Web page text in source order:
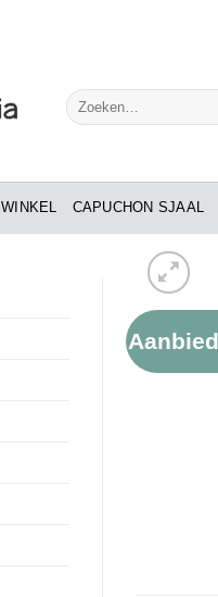
Zoeken
naar:
WINKEL CAPUCHON SJAAL